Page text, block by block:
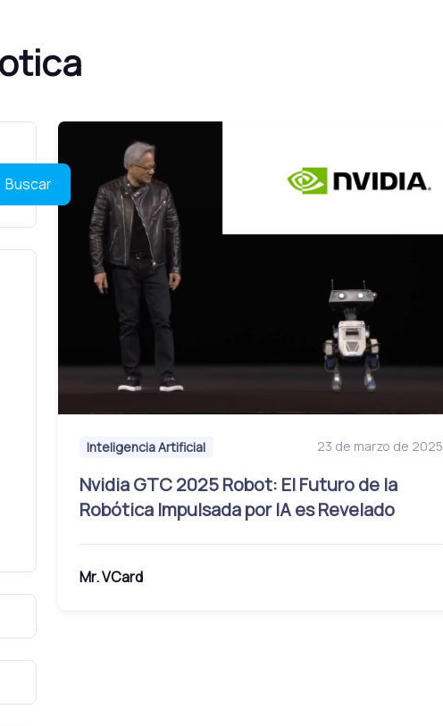
Inteligencia Artificial 23 de marzo de 2025
Nvidia GTC 2025 Robot: El Futuro de la
Robótica Impulsada por IA es Revelado
Mr. VCard
Buscar